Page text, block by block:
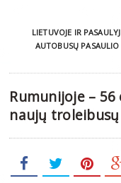
LIETUVOJE IR
AUTOBUSŲ PASAULIO
Rumunijoje –
naujų troleibusų